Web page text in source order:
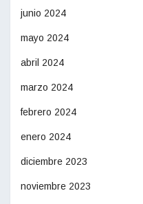
junio 2024
mayo 2024
abril 2024
marzo 2024
febrero 2024
enero 2024
diciembre 2023
noviembre 2023